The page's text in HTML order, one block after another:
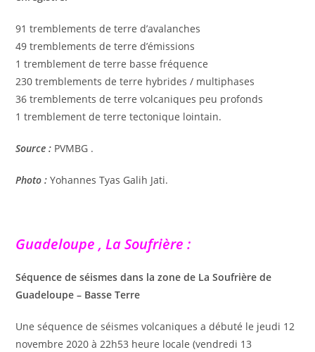
91 tremblements de terre d’avalanches
49 tremblements de terre d’émissions
1 tremblement de terre basse fréquence
230 tremblements de terre hybrides / multiphases
36 tremblements de terre volcaniques peu profonds
1 tremblement de terre tectonique lointain.
Source : PVMBG .
Photo : Yohannes Tyas Galih Jati.
Guadeloupe , La Soufrière :
Séquence de séismes dans la zone de La Soufrière de
Guadeloupe – Basse Terre
Une séquence de séismes volcaniques a débuté le jeudi 12
novembre 2020 à 22h53 heure locale (vendredi 13